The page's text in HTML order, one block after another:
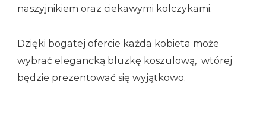
naszyjnikiem oraz ciekawymi kolczykami.
Dzięki bogatej ofercie każda kobieta może
wybrać elegancką bluzkę koszulową, wtórej
będzie prezentować się wyjątkowo.